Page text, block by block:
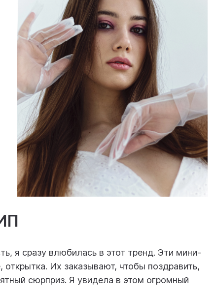
я сразу влюбилась в этот тренд. Эти мини-
Их заказывают, чтобы поздравить,
сюрприз. Я увидела в этом огромный